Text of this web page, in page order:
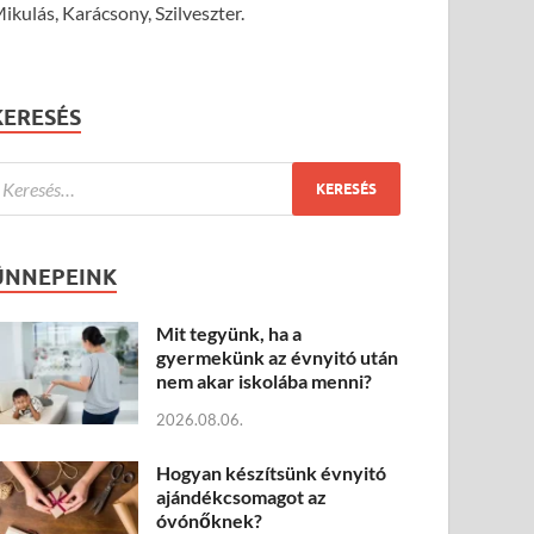
Karácsony, Szilveszter.
Mit tegyünk, ha a
gyermekünk az évnyitó után
nem akar iskolába menni?
2026.08.06.
Hogyan készítsünk évnyitó
ajándékcsomagot az
óvónőknek?